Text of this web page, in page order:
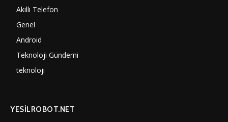
Akıllı Telefon
Genel
Android
Teknoloji Gündemi
teknoloji
YESİLROBOT.NET